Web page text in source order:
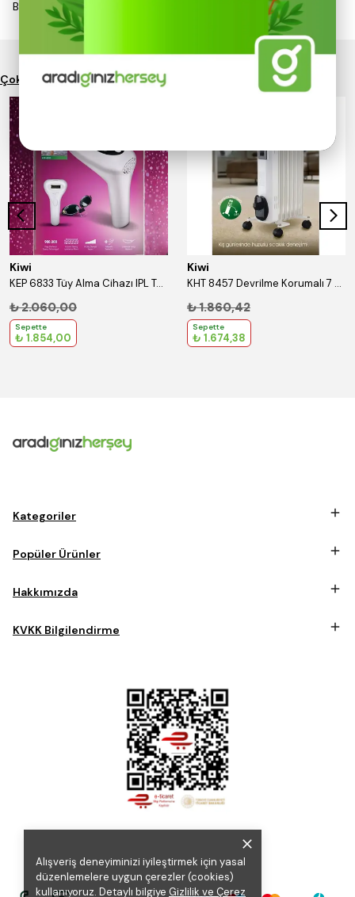
Alışveriş deneyiminizi iyileştirmek için yasal
düzenlemelere uygun çerezler (cookies)
kullanıyoruz. Detaylı bilgiye Gizlilik ve Çerez
Bu ürün için henüz yorum yapılmamış.
Çok Satanlar
Kiwi
KEP 6833 Tüy Alma Cihazı IPL Teknolojisi
₺ 2.060,00
Sepette
₺ 1.854,00
Kiwi
KHT 8457 Devrilme Korumalı 7 Bölmeli Yağlı Radyatör Beyaz
₺ 1.860,42
Sepette
₺ 1.674,38
Kategoriler
Popüler Ürünler
Hakkımızda
KVKK Bilgilendirme